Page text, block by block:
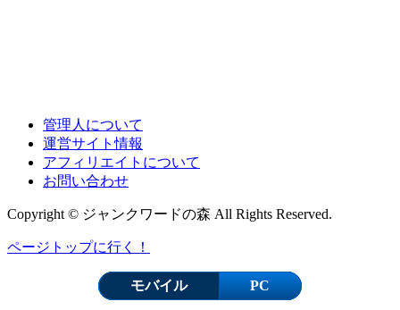
管理人について
運営サイト情報
アフィリエイトについて
お問い合わせ
Copyright © ジャンクワードの森 All Rights Reserved.
ページトップに行く！
モバイル PC